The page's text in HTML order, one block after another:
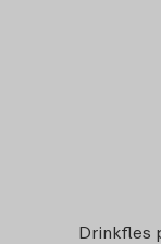
Drinkfles